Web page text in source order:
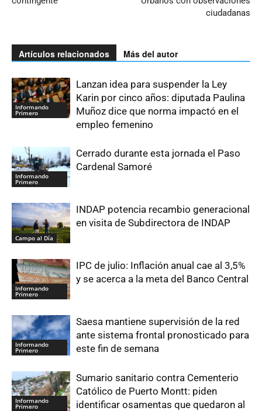
ciudadanas
Artículos relacionados Más del autor
Informando
Primero
Lanzan idea para suspender la Ley
Karin por cinco años: diputada Paulina
Muñoz dice que norma impactó en el
empleo femenino
Informando
Primero
Cerrado durante esta jornada el Paso
Cardenal Samoré
Campo al Día
INDAP potencia recambio generacional
en visita de Subdirectora de INDAP
Informando
Primero
IPC de julio: Inflación anual cae al 3,5%
y se acerca a la meta del Banco Central
Informando
Primero
Saesa mantiene supervisión de la red
ante sistema frontal pronosticado para
este fin de semana
Informando
Primero
Sumario sanitario contra Cementerio
Católico de Puerto Montt: piden
identificar osamentas que quedaron al